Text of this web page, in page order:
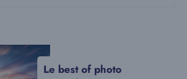
Le best of photo